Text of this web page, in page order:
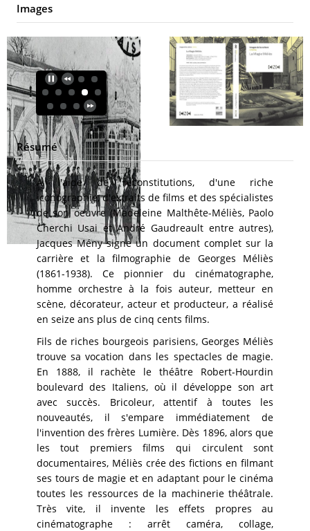
Images
Résumé
A l'aide de reconstitutions, d'une riche
iconographie, d'extraits de films et des spécialistes
de son oeuvre (Madeleine Malthête-Méliès, Paolo
Cherchi Usai et André Gaudreault entre autres),
Jacques Mény signe un document complet sur la
carrière et la filmographie de Georges Méliès
(1861-1938). Ce pionnier du cinématographe,
homme orchestre à la fois auteur, metteur en
scène, décorateur, acteur et producteur, a réalisé
en seize ans plus de cinq cents films.
Fils de riches bourgeois parisiens, Georges Méliès
trouve sa vocation dans les spectacles de magie.
En 1888, il rachète le théâtre Robert-Hourdin
boulevard des Italiens, où il développe son art
avec succès. Bricoleur, attentif à toutes les
nouveautés, il s'empare immédiatement de
l'invention des frères Lumière. Dès 1896, alors que
les tout premiers films qui circulent sont
documentaires, Méliès crée des fictions en filmant
ses tours de magie et en adaptant pour le cinéma
toutes les ressources de la machinerie théâtrale.
Très vite, il invente les effets propres au
cinématographe : arrêt caméra, collage,